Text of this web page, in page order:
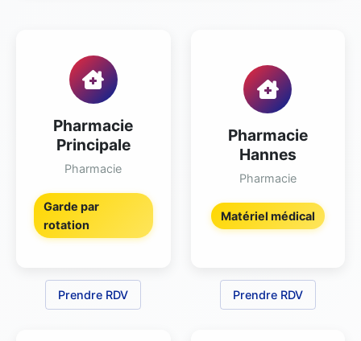
Pharmacie
Principale
Pharmacie
Garde par
rotation
Prendre RDV
Pharmacie
Hannes
Pharmacie
Matériel médical
Prendre RDV